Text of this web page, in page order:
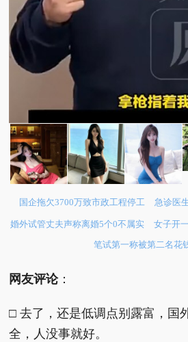
国企拖欠3700万致市政工程停工 急诊医
婚外试管丈夫声称离婚5个0不属实
女子开
笔试第一称被第二名花
网友评论：
□ 去了，还是低调点别露富，国
全，人没事就好。